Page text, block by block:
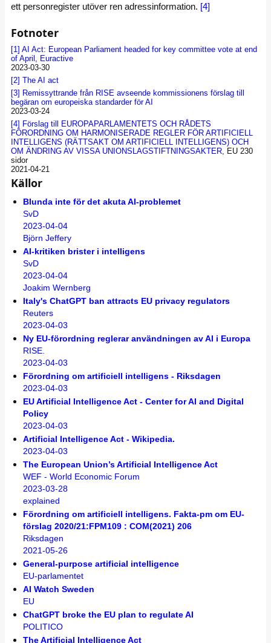
ett personregister utöver ren adressinformation. [4]
Fotnoter
[1] AI Act: European Parliament headed for key committee vote at end
of April, Euractive
2023-03-30
[2] The AI act
[3] Remissyttrande från RISE avseende kommissionens förslag till
begäran om europeiska standarder för AI
2023-03-24
[4] Förslag till EUROPAPARLAMENTETS OCH RÅDETS
FÖRORDNING OM HARMONISERADE REGLER FÖR ARTIFICIELL
INTELLIGENS (RÄTTSAKT OM ARTIFICIELL INTELLIGENS) OCH
OM ÄNDRING AV VISSA UNIONSLAGSTIFTNINGSAKTER, EU 230
sidor
2021-04-21
Källor
Blunda inte för det akuta AI-problemet
SvD
2023-04-04
Björn Jeffery
AI-kritiken brister i intelligens
SvD
2023-04-04
Joakim Wernberg
Italy's ChatGPT ban attracts EU privacy regulators
Reuters
2023-04-03
Ny EU-förordning reglerar användningen av AI i Europa
RISE.
2023-04-03
Förordning om artificiell intelligens - Riksdagen
2023-04-03
EU Artificial Intelligence Act - Center for AI and Digital
Policy
2023-04-03
Artificial Intelligence Act - Wikipedia.
2023-04-03
The European Union’s Artificial Intelligence Act
WEF - World Economic Forum
2023-03-28
explained
Förordning om artificiell intelligens. Fakta-pm om EU-
förslag 2020/21:FPM109 : COM(2021) 206
Riksdagen
2021-05-26
General-purpose artificial intelligence
EU-parlamentet
AI Watch Sweden
EU
ChatGPT broke the EU plan to regulate AI
POLITICO
The Artificial Intelligence Act